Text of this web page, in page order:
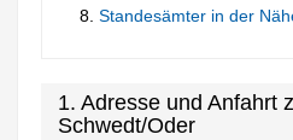
Standesämter in der
1. Adresse und Anfahrt
Schwedt/Oder